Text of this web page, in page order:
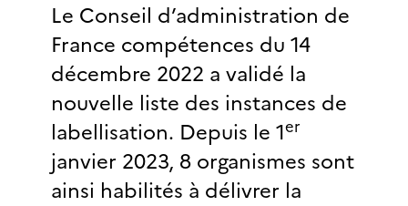
Le Conseil d’administration de
France compétences du 14
décembre 2022 a validé la
nouvelle liste des instances de
labellisation. Depuis le 1er
janvier 2023, 8 organismes sont
ainsi habilités à délivrer la